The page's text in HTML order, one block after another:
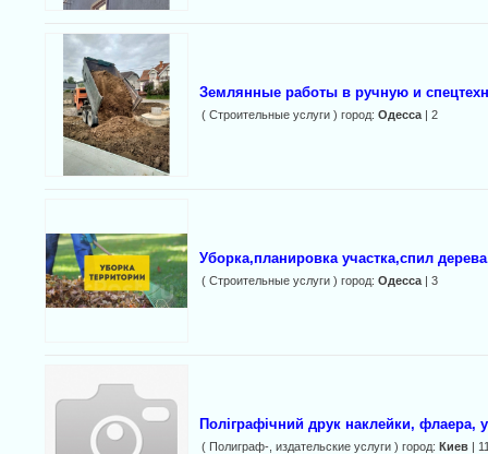
Землянные работы в ручную и
( Строительные услуги ) город: Одесса| 2
Уборка,планировка участка,спил
( Строительные услуги ) город: Одесса| 3
Поліграфічний друк наклейки, флаера,
( Полиграф-, издательские услуги ) город: Киев|